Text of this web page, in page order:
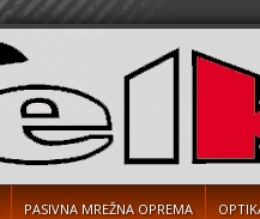
PASIVNA MREŽNA OPREMA